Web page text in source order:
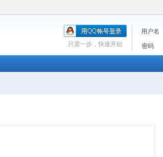
用户名
密码
只需一步，快速开始